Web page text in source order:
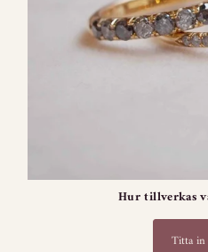
Hur tillverkas
Titta in